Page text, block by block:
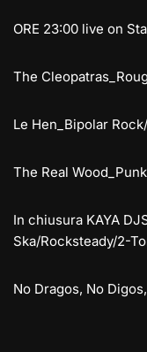
ORE 23:00 live on
The
Le Hen_Bipolar
The Real
In chiusura KAYA
Ska/Rocksteady/2-
No Dragos, No